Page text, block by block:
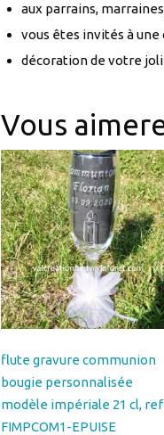
aux parrains,
vous êtes invités à
décoration de votre
Vous
flute gravure communion
bougie personnalisée
modèle impériale 21 cl, ref
FIMPCOM1-EPUISE